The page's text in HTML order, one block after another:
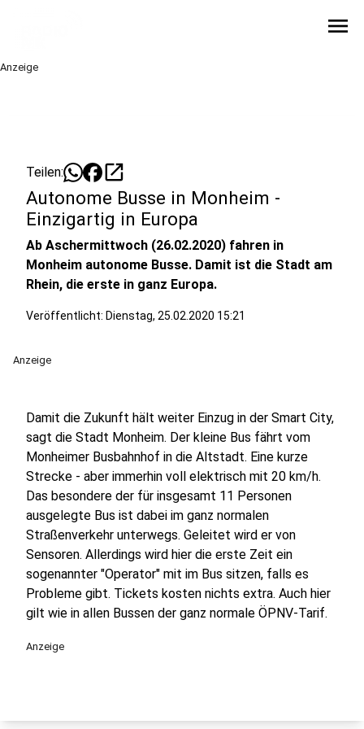
menu
Anzeige
Teilen: open_in_new
Autonome Busse in Monheim -
Einzigartig in Europa
Ab Aschermittwoch (26.02.2020) fahren in
Monheim autonome Busse. Damit ist die Stadt am
Rhein, die erste in ganz Europa.
Veröffentlicht: Dienstag, 25.02.2020 15:21
Anzeige
Damit die Zukunft hält weiter Einzug in der Smart City,
sagt die Stadt Monheim. Der kleine Bus fährt vom
Monheimer Busbahnhof in die Altstadt. Eine kurze
Strecke - aber immerhin voll elektrisch mit 20 km/h.
Das besondere der für insgesamt 11 Personen
ausgelegte Bus ist dabei im ganz normalen
Straßenverkehr unterwegs. Geleitet wird er von
Sensoren. Allerdings wird hier die erste Zeit ein
sogenannter "Operator" mit im Bus sitzen, falls es
Probleme gibt. Tickets kosten nichts extra. Auch hier
gilt wie in allen Bussen der ganz normale ÖPNV-Tarif.
Anzeige